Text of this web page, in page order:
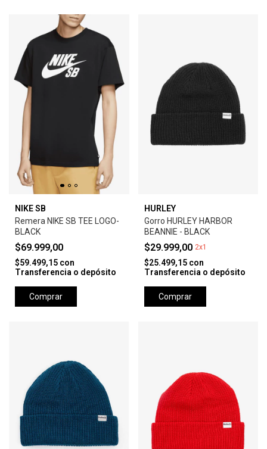
NIKE SB
Remera NIKE SB TEE LOGO-
BLACK
$69.999,00
$59.499,15 con
Transferencia o depósito
Comprar
HURLEY
Gorro HURLEY HARBOR
BEANNIE - BLACK
$29.999,00 2x1
$25.499,15 con
Transferencia o depósito
Comprar